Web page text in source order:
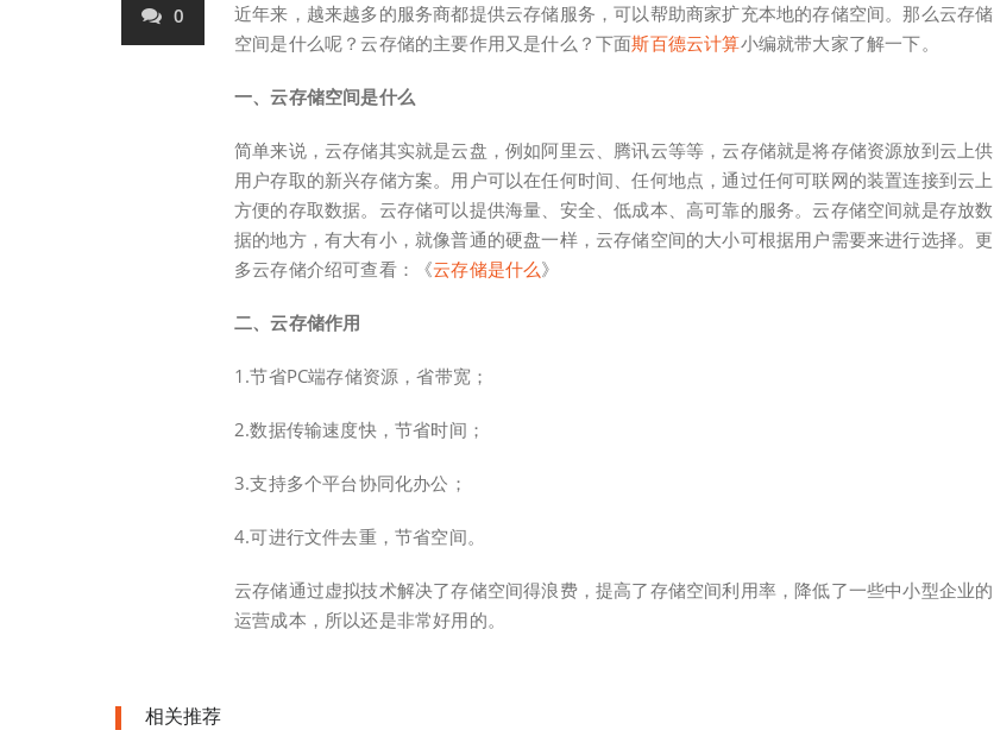
0
近年来，越来越多的服务商都提供云存储服务，可以帮助商家扩充本地的存储空间。那么云存储
空间是什么呢？云存储的主要作用又是什么？下面斯百德云计算小编就带大家了解一下。
一、云存储空间是什么
简单来说，云存储其实就是云盘，例如阿里云、腾讯云等等，云存储就是将存储资源放到云上供
用户存取的新兴存储方案。用户可以在任何时间、任何地点，通过任何可联网的装置连接到云上
方便的存取数据。云存储可以提供海量、安全、低成本、高可靠的服务。云存储空间就是存放数
据的地方，有大有小，就像普通的硬盘一样，云存储空间的大小可根据用户需要来进行选择。更
多云存储介绍可查看：《云存储是什么》
二、云存储作用
1.节省PC端存储资源，省带宽；
2.数据传输速度快，节省时间；
3.支持多个平台协同化办公；
4.可进行文件去重，节省空间。
云存储通过虚拟技术解决了存储空间得浪费，提高了存储空间利用率，降低了一些中小型企业的
运营成本，所以还是非常好用的。
相关推荐